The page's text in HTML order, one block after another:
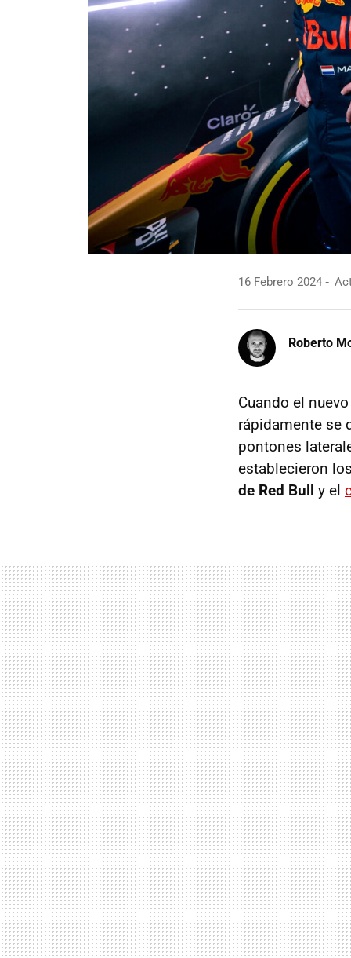
16 Febrero 2024
Roberto
Cuando el
rápidamente se
pontones
establecieron
de Red Bull y el